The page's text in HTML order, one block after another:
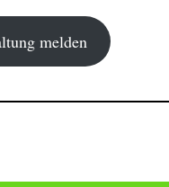
melden